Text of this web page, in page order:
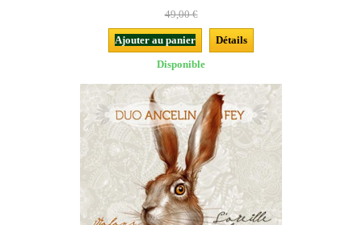
49,00 €
Ajouter au panier
Détails
Disponible